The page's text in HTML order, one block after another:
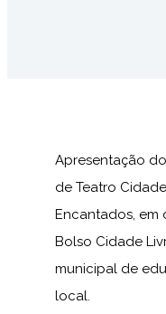
Apresentação
de Teatro
Encantados, em
Bolso Cidade
municipal de
local.